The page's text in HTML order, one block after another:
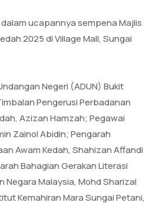
ucapannya sempena Majlis
2025 di Village Mall, Sungai
Negeri (ADUN) Bukit
Pengerusi Perbadanan
Azizan Hamzah; Pegawai
Zainol Abidin; Pengarah
Awam Kedah, Shahizan Affandi
Bahagian Gerakan Literasi
Negara Malaysia, Mohd Sharizal
Kemahiran Mara Sungai Petani,